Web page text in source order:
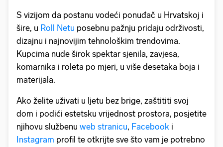
S vizijom da postanu vodeći ponuđač u Hrvatskoj i
šire, u Roll Netu posebnu pažnju pridaju održivosti,
dizajnu i najnovijim tehnološkim trendovima.
Kupcima nude širok spektar sjenila, zavjesa,
komarnika i roleta po mjeri, u više desetaka boja i
materijala.
Ako želite uživati u ljetu bez brige, zaštititi svoj
dom i podići estetsku vrijednost prostora, posjetite
njihovu službenu web stranicu, Facebook i
Instagram profil te otkrijte sve što vam je potrebno